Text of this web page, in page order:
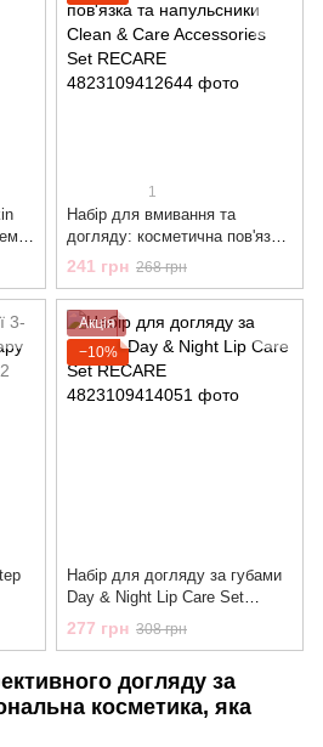
1
Набір для вмивання та
догляду: косметична пов'язка
та напульсники Clean & Care
Accessories Set RECARE
241 грн 268 грн
Акція
−10%
Набір для догляду за губами
Day & Night Lip Care Set
RECARE
277 грн 308 грн
догляду за
косметика, яка